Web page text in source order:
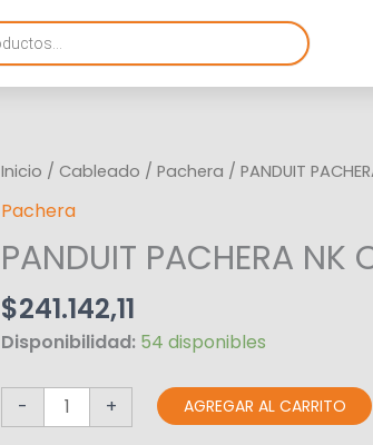
Inicio / Cableado / Pachera / PANDUIT
Pachera
PANDUIT PACHERA NK
$241.142,11
Disponibilidad: 54 disponibles
-
PANDUIT
PACHERA
CAT6
cantidad
+ AGREGAR AL CARRITO